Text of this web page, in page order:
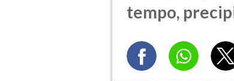
tempo,